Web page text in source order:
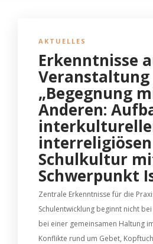
AKTUELLES
Erkenntnisse
Veranstaltung
„Begegnung
Anderen:
interreligiösen
Schulkultur
Schwerpunkt
Zentrale Erkenntnisse für die
Schulentwicklung beginnt nicht
bei einer gemeinsamen Haltung
Konflikte rund um Gebet,